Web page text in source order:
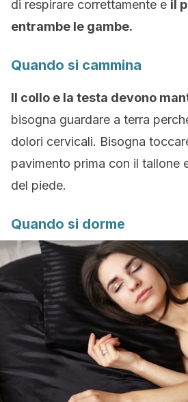
di respirare correttamente e il
entrambe le gambe.
Quando si cammina
Il collo e la testa devono
bisogna guardare a terra
dolori cervicali. Bisogna
pavimento prima con il tallone
del piede.
Quando si dorme